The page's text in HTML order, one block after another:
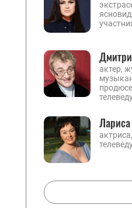
актер,
Лариса
актриса,